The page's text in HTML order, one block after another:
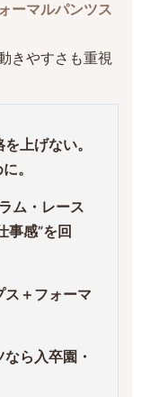
ーマルパンツス
きやすさも重視
上げない。
。
ム・レース
事感”を回
ス＋フォーマ
なら入卒園・